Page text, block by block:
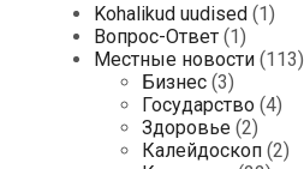
Kohalikud uudised (1)
Вопрос-Ответ (1)
Местные новости (113)
Бизнес (3)
Государство (4)
Здоровье (2)
Калейдоскоп (2)